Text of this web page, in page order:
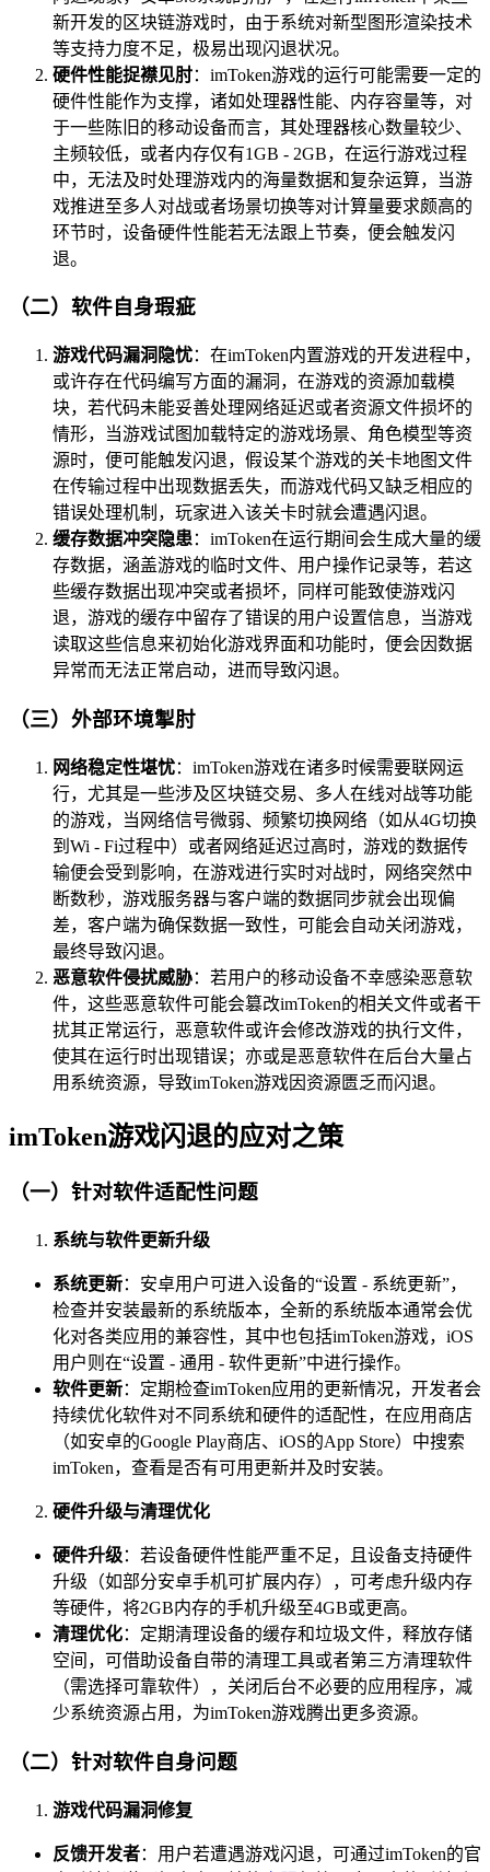
新开发的区块链游戏时，由于系统对新型图形渲染技术
等支持力度不足，极易出现闪退状况。
硬件性能捉襟见肘：imToken游戏的运行可能需要一定的
硬件性能作为支撑，诸如处理器性能、内存容量等，对
于一些陈旧的移动设备而言，其处理器核心数量较少、
主频较低，或者内存仅有1GB - 2GB，在运行游戏过程
中，无法及时处理游戏内的海量数据和复杂运算，当游
戏推进至多人对战或者场景切换等对计算量要求颇高的
环节时，设备硬件性能若无法跟上节奏，便会触发闪
退。
（二）软件自身瑕疵
游戏代码漏洞隐忧：在imToken内置游戏的开发进程中，
或许存在代码编写方面的漏洞，在游戏的资源加载模
块，若代码未能妥善处理网络延迟或者资源文件损坏的
情形，当游戏试图加载特定的游戏场景、角色模型等资
源时，便可能触发闪退，假设某个游戏的关卡地图文件
在传输过程中出现数据丢失，而游戏代码又缺乏相应的
错误处理机制，玩家进入该关卡时就会遭遇闪退。
缓存数据冲突隐患 ：imToken在运行期间会生成大量的缓
存数据，涵盖游戏的临时文件、用户操作记录等，若这
些缓存数据出现冲突或者损坏，同样可能致使游戏闪
退，游戏的缓存中留存了错误的用户设置信息，当游戏
读取这些信息来初始化游戏界面和功能时，便会因数据
异常而无法正常启动，进而导致闪退。
（三）外部环境掣肘
网络稳定性堪忧：imToken游戏在诸多时候需要联网运
行，尤其是一些涉及区块链交易、多人在线对战等功能
的游戏，当网络信号微弱、频繁切换网络（如从4G切换
到Wi - Fi过程中）或者网络延迟过高时，游戏的数据传
输便会受到影响，在游戏进行实时对战时，网络突然中
断数秒，游戏服务器与客户端的数据同步就会出现偏
差，客户端为确保数据一致性，可能会自动关闭游戏，
最终导致闪退。
恶意软件侵扰威胁：若用户的移动设备不幸感染恶意软
件，这些恶意软件可能会篡改imToken的相关文件或者干
扰其正常运行，恶意软件或许会修改游戏的执行文件，
使其在运行时出现错误；亦或是恶意软件在后台大量占
用系统资源，导致imToken游戏因资源匮乏而闪退。
imToken游戏闪退的应对之策
（一）针对软件适配性问题
系统与软件更新升级
系统更新：安卓用户可进入设备的“设置 - 系统更新”，
检查并安装最新的系统版本，全新的系统版本通常会优
化对各类应用的兼容性，其中也包括imToken游戏，iOS
用户则在“设置 - 通用 - 软件更新”中进行操作。
软件更新：定期检查imToken应用的更新情况，开发者会
持续优化软件对不同系统和硬件的适配性，在应用商店
（如安卓的Google Play商店、iOS的App Store）中搜索
imToken，查看是否有可用更新并及时安装。
硬件升级与清理优化
硬件升级：若设备硬件性能严重不足，且设备支持硬件
升级（如部分安卓手机可扩展内存），可考虑升级内存
等硬件，将2GB内存的手机升级至4GB或更高。
清理优化：定期清理设备的缓存和垃圾文件，释放存储
空间，可借助设备自带的清理工具或者第三方清理软件
（需选择可靠软件），关闭后台不必要的应用程序，减
少系统资源占用，为imToken游戏腾出更多资源。
（二）针对软件自身问题
游戏代码漏洞修复
反馈开发者：用户若遭遇游戏闪退，可通过imToken的官